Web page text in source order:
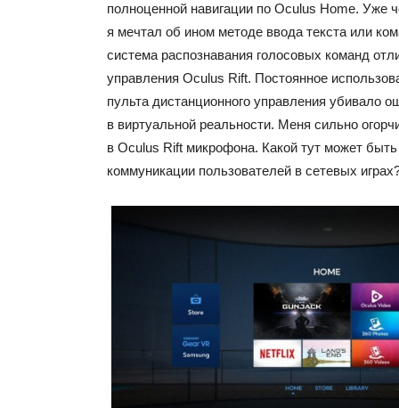
полноценной навигации по Oculus Home. Уже
я мечтал об ином методе ввода текста или
система распознавания голосовых команд
управления Oculus Rift. Постоянное
пульта дистанционного управления убивало
в виртуальной реальности. Меня сильно
в Oculus Rift микрофона. Какой тут может
коммуникации пользователей в сетевых